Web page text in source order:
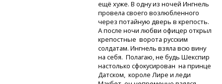
ещё хуже. В одну из ночей Ингнель
провела своего возлюбленного
через потайную дверь в крепость.
А после ночи любви офицер открыл
крепостные ворота русским
солдатам. Ингнель взяла всю вину
на себя. Полагаю, не будь Шекспир
настолько сфокусирован на принце
Датском, короле Лире и леди